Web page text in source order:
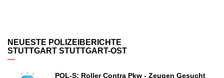
NEUESTE POLIZEIBERICHTE
STUTTGART STUTTGART-OST
POL-S: Roller Contra Pkw - Zeugen Gesucht